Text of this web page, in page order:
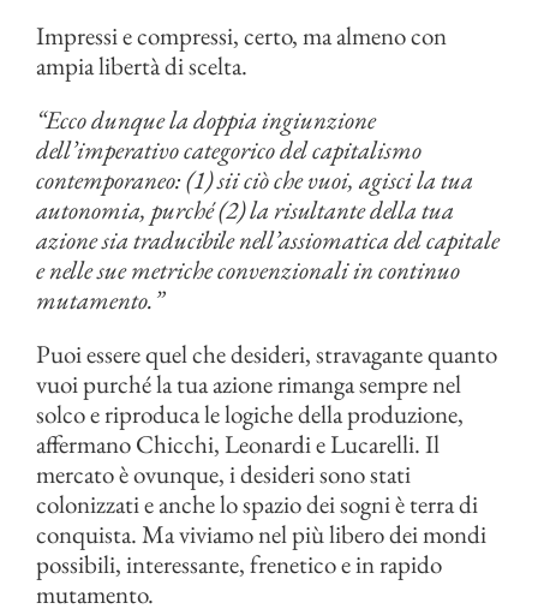
Impressi e compressi, certo, ma almeno con
ampia libertà di scelta.
“Ecco dunque la doppia ingiunzione
dell’imperativo categorico del capitalismo
contemporaneo: (1) sii ciò che vuoi, agisci la tua
autonomia, purché (2) la risultante della tua
azione sia traducibile nell’assiomatica del capitale
e nelle sue metriche convenzionali in continuo
mutamento.”
Puoi essere quel che desideri, stravagante quanto
vuoi purché la tua azione rimanga sempre nel
solco e riproduca le logiche della produzione,
affermano Chicchi, Leonardi e Lucarelli. Il
mercato è ovunque, i desideri sono stati
colonizzati e anche lo spazio dei sogni è terra di
conquista. Ma viviamo nel più libero dei mondi
possibili, interessante, frenetico e in rapido
mutamento.